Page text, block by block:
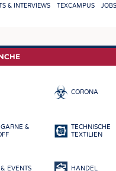
& INTERVIEWS TEXCAMPUS JOBS
TEXTILE
CORONA
&
TECHNISCHE
TEXTILIEN
EVENTS HANDEL